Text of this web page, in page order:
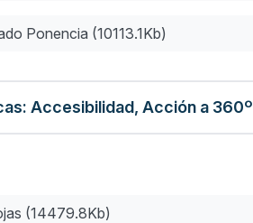
Ponencia (10113.1Kb)
Accesibilidad, Acción a 360º
(14479.8Kb)